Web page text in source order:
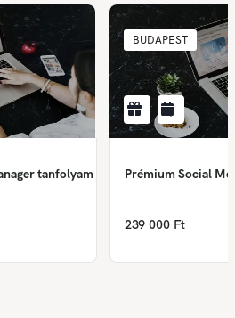
tanfolyam
BUDAPEST
Prémium Social
239 000 Ft